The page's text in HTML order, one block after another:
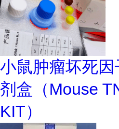
小鼠肿瘤坏死
剂盒（Mouse
KIT）